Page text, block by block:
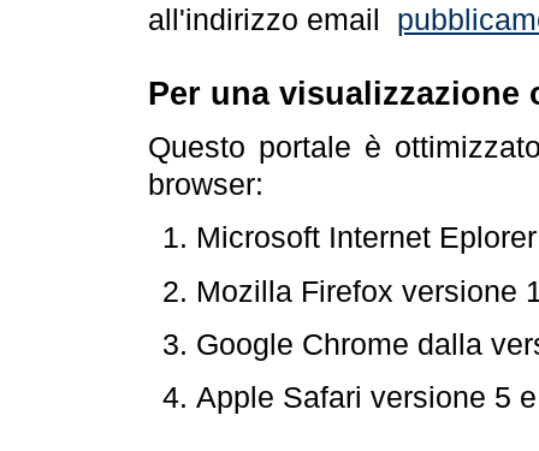
all'indirizzo email
Per una visualizzazione
Questo portale è
browser:
Microsoft Internet
Mozilla Firefox versione
Google Chrome dalla
Apple Safari versione 5